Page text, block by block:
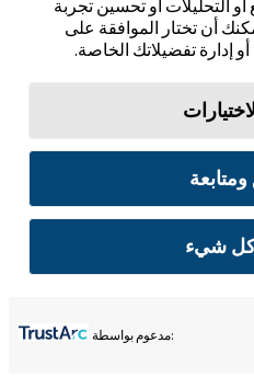
التحليلات أو تحسين تجربة
أن تختار الموافقة على
إدارة تفضيلاتك الخاصة.
شيء
:مدعوم بواسطة